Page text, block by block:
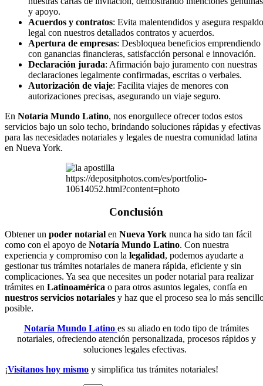
y apoyo.
Acuerdos y contratos: Evita malentendidos y asegura respaldo
legal con nuestros detallados contratos y acuerdos.
Apertura de empresas: Desbloquea beneficios emprendiendo
con ganancias financieras, satisfacción personal e innovación.
Declaración jurada: Afirmación bajo juramento con nuestras
declaraciones legalmente confirmadas, escritas o verbales.
Autorización de viaje: Facilita viajes de menores con
autorizaciones precisas, asegurando un viaje seguro.
En Notaría Mundo Latino, nos enorgullece ofrecer todos estos
servicios bajo un solo techo, brindando soluciones rápidas y efectivas
para las necesidades notariales y legales de nuestra comunidad latina
en Nueva York.
https://depositphotos.com/es/portfolio-
10614052.html?content=photo
Conclusión
Obtener un poder notarial en Nueva York nunca ha sido tan fácil
como con el apoyo de Notaría Mundo Latino. Con nuestra
experiencia y compromiso con la legalidad, podemos ayudarte a
gestionar tus trámites notariales de manera rápida, eficiente y sin
complicaciones. Ya sea que necesites un poder notarial para realizar
trámites en Latinoamérica o para otros asuntos legales, confía en
nuestros servicios notariales y haz que el proceso sea lo más
posible.
Notaría Mundo Latino es su aliado en todo tipo de trámites
notariales, ofreciendo atención personalizada, procesos rápidos y
soluciones legales efectivas.
¡Visítanos hoy mismo y simplifica tus trámites notariales!